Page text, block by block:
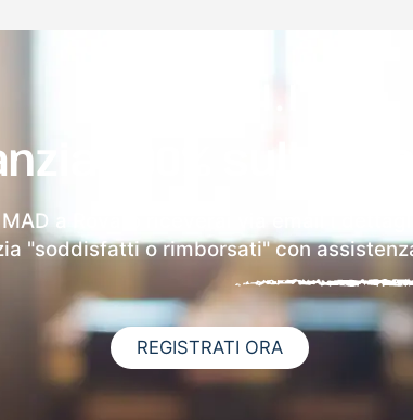
100% sulla tua
MAD a Rovato riceverai via email i
"soddisfatti o rimborsati" con
REGISTRATI ORA